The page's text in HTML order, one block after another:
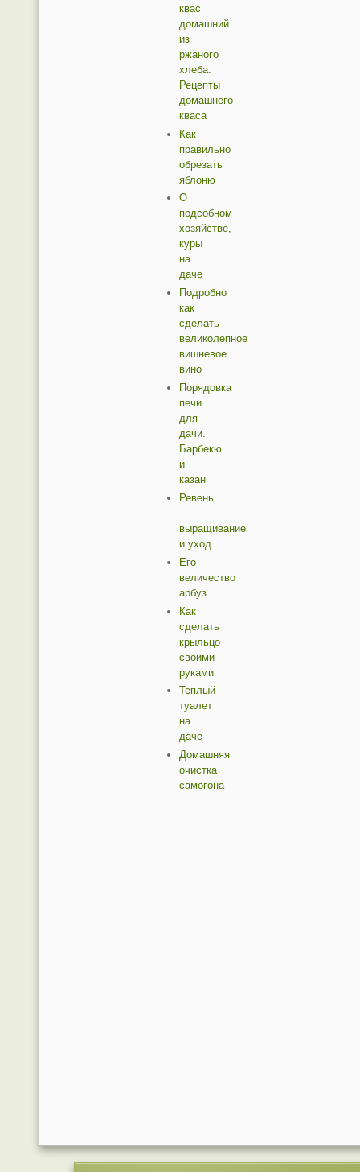
квас
домашний
из
ржаного
хлеба.
Рецепты
домашнего
кваса
Как
правильно
обрезать
яблоню
О
подсобном
хозяйстве,
куры
на
даче
Подробно
как
сделать
великолепное
вишневое
вино
Порядовка
печи
для
дачи.
Барбекю
и
казан
Ревень
–
выращивание
и уход
Его
величество
арбуз
Как
сделать
крыльцо
своими
руками
Теплый
туалет
на
даче
Домашняя
очистка
самогона